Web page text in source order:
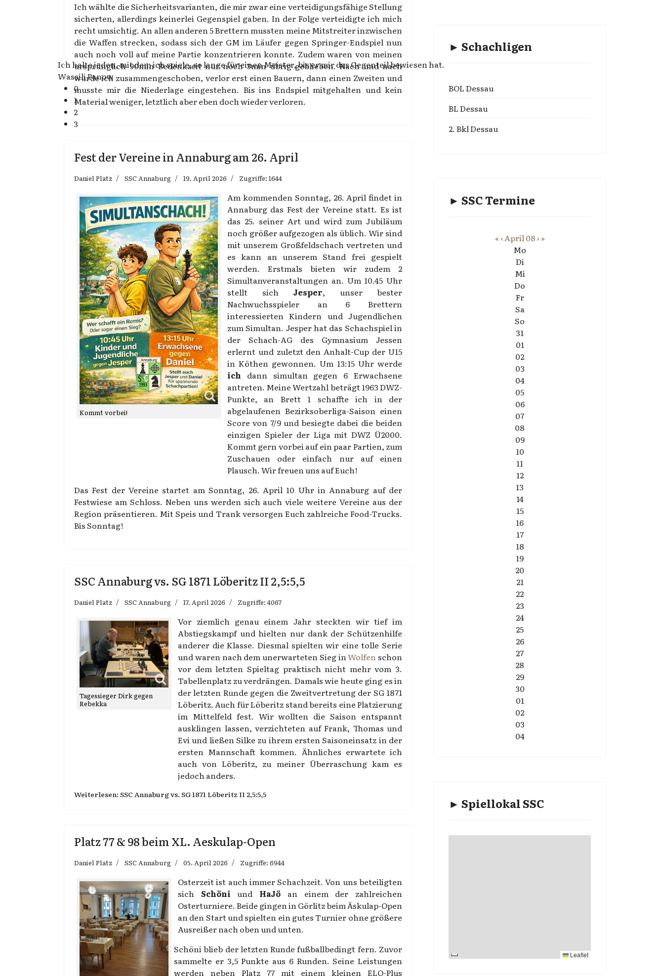
Ich halte jeden, mit dem ich spiele, so lange für einen Meister, bis er mir das Gegenteil bewiesen hat.
Wassili Panow
0
1
2
3
Ich wählte die Sicherheitsvarianten, die mir zwar eine verteidigungsfähige Stellung
sicherten, allerdings keinerlei Gegenspiel gaben. In der Folge verteidigte ich mich
recht umsichtig. An allen anderen 5 Brettern mussten meine Mitstreiter inzwischen
die Waffen strecken, sodass sich der GM im Läufer gegen Springer-Endspiel nun
auch noch voll auf meine Partie konzentrieren konnte. Zudem waren von meinen
ursprünglich 90min Bedenkzeit nur noch 3min übrig geblieben. Nach und nach
wurde ich zusammengeschoben, verlor erst einen Bauern, dann einen Zweiten und
musste mir die Niederlage eingestehen. Bis ins Endspiel mitgehalten und kein
Material weniger, letztlich aber eben doch wieder verloren.
Fest der Vereine in Annaburg am 26. April
Daniel Platz SSC Annaburg 19. April 2026 Zugriffe: 1644
Kommt vorbei!
Am kommenden Sonntag, 26. April findet in
Annaburg das Fest der Vereine statt. Es ist
das 25. seiner Art und wird zum Jubiläum
noch größer aufgezogen als üblich. Wir sind
mit unserem Großfeldschach vertreten und
es kann an unserem Stand frei gespielt
werden. Erstmals bieten wir zudem 2
Simultanveranstaltungen an. Um 10.45 Uhr
stellt sich Jesper, unser bester
Nachwuchsspieler an 6 Brettern
interessierten Kindern und Jugendlichen
zum Simultan. Jesper hat das Schachspiel in
der Schach-AG des Gymnasium Jessen
erlernt und zuletzt den Anhalt-Cup der U15
in Köthen gewonnen. Um 13:15 Uhr werde
ich dann simultan gegen 6 Erwachsene
antreten. Meine Wertzahl beträgt 1963 DWZ-
Punkte, an Brett 1 schaffte ich in der
abgelaufenen Bezirksoberliga-Saison einen
Score von 7/9 und besiegte dabei die beiden
einzigen Spieler der Liga mit DWZ Ü2000.
Kommt gern vorbei auf ein paar Partien, zum
Zuschauen oder einfach nur auf einen
Plausch. Wir freuen uns auf Euch!
Das Fest der Vereine startet am Sonntag, 26. April 10 Uhr in Annaburg auf der
Festwiese am Schloss. Neben uns werden sich auch viele weitere Vereine aus der
Region präsentieren. Mit Speis und Trank versorgen Euch zahlreiche Food-Trucks.
Bis Sonntag!
SSC Annaburg vs. SG 1871 Löberitz II 2,5:5,5
Daniel Platz SSC Annaburg 17. April 2026 Zugriffe: 4067
Tagessieger Dirk gegen
Rebekka
Vor ziemlich genau einem Jahr steckten wir tief im
Abstiegskampf und hielten nur dank der Schützenhilfe
anderer die Klasse. Diesmal spielten wir eine tolle Serie
und waren nach dem unerwarteten Sieg inWolfen schon
vor dem letzten Spieltag praktisch nicht mehr vom 3.
Tabellenplatz zu verdrängen. Damals wie heute ging es in
der letzten Runde gegen die Zweitvertretung der SG 1871
Löberitz. Auch für Löberitz stand bereits eine Platzierung
im Mittelfeld fest. Wir wollten die Saison entspannt
ausklingen lassen, verzichteten auf Frank, Thomas und
Evi und ließen Silke zu ihrem ersten Saisoneinsatz in der
ersten Mannschaft kommen. Ähnliches erwartete ich
auch von Löberitz, zu meiner Überraschung kam es
jedoch anders.
Weiterlesen: SSC Annaburg vs. SG 1871 Löberitz II 2,5:5,5
Platz 77 & 98 beim XL. Aeskulap-Open
Daniel Platz SSC Annaburg 05. April 2026 Zugriffe: 6944
Osterzeit ist auch immer Schachzeit. Von uns beteiligten
sich Schöni und HaJö an einem der zahlreichen
Osterturniere. Beide gingen in Görlitz beim Äskulap-Open
an den Start und spielten ein gutes Turnier ohne größere
Ausreißer nach oben und unten.
Schöni blieb der letzten Runde fußballbedingt fern. Zuvor
sammelte er 3,5 Punkte aus 6 Runden. Seine Leistungen
werden neben Platz 77 mit einem kleinen ELO-Plus
► Schachligen
BOL Dessau
BL Dessau
2. Bkl Dessau
► SSC Termine
« ‹April 08› »
Mo
Di
Mi
Do
Fr
Sa
So
31
01
02
03
04
05
06
07
08
09
10
11
12
13
14
15
16
17
18
19
20
21
22
23
24
25
26
27
28
29
30
01
02
03
04
► Spiellokal SSC
Leaflet